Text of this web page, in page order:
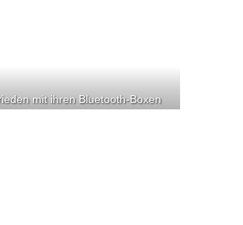
mit ihren Bluetooth-Boxen